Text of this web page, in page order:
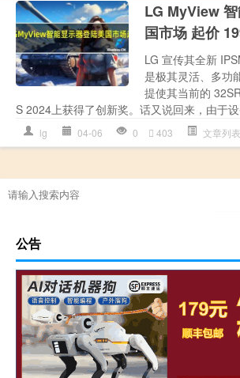
LG MyView
国市场 起价
LG 宣传其全新
是极其灵活、多功
提使其当前的
S 2024上获得了创新奖。话又说回来，由于
lg 04-06 0 403 文章列表
公告